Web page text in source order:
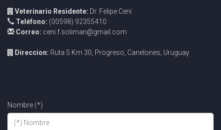
Veterinario Residente: Dr. Felipe Ceni
Teléfono: (00598) 92355410
Correo: ceni.f.soliman@gmail.com
Direccion: Ruta 5 Km 30, Progreso, Canelones, Uruguay
Nombre (*)